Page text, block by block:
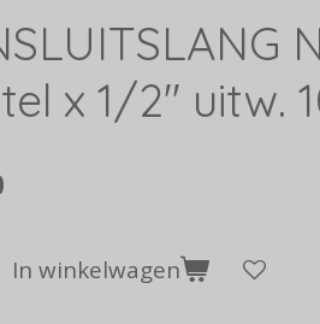
x 1/2'' uitw.
In winkelwagen